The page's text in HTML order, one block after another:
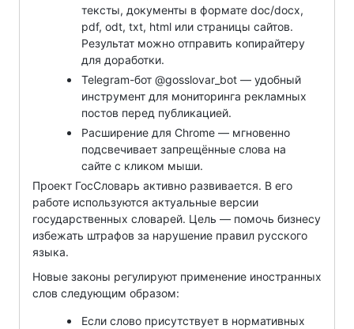
тексты, документы в формате doc/docx,
pdf, odt, txt, html или страницы сайтов.
Результат можно отправить копирайтеру
для доработки.
Telegram-бот @gosslovar_bot — удобный
инструмент для мониторинга рекламных
постов перед публикацией.
Расширение для Chrome — мгновенно
подсвечивает запрещённые слова на
сайте с кликом мыши.
Проект ГосСловарь активно развивается. В его
работе используются актуальные версии
государственных словарей. Цель — помочь бизнесу
избежать штрафов за нарушение правил русского
языка.
Новые законы регулируют применение иностранных
слов следующим образом:
Если слово присутствует в нормативных